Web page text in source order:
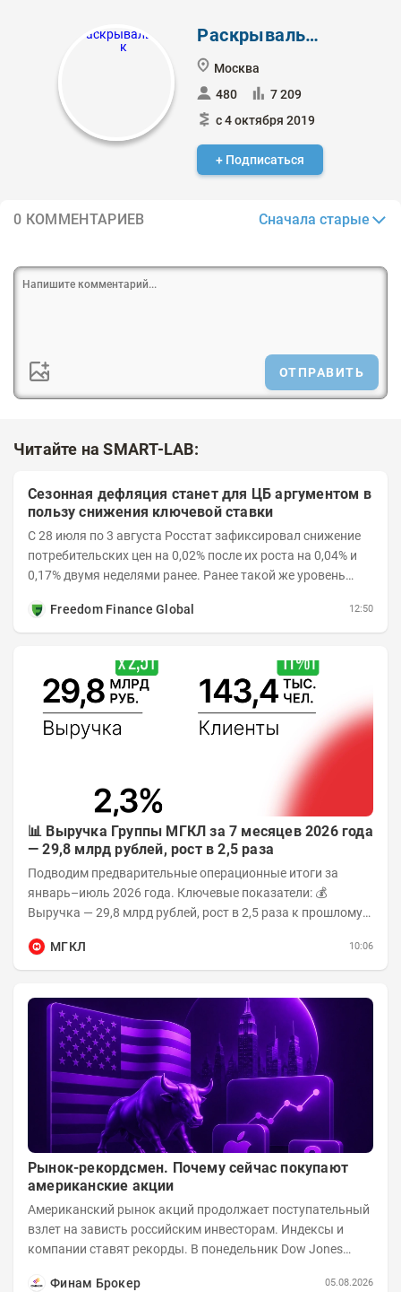
Раскрывальщик
Москва
480
7 209
с 4 октября 2019
+ Подписаться
0 КОММЕНТАРИЕВ Сначала старые
ОТПРАВИТЬ
Читайте на SMART-LAB:
Сезонная дефляция станет для ЦБ аргументом в
пользу снижения ключевой ставки
С 28 июля по 3 августа Росстат зафиксировал снижение
потребительских цен на 0,02% после их роста на 0,04% и
0,17% двумя неделями ранее. Ранее такой же уровень
Freedom Finance Global
12:50
📊 Выручка Группы МГКЛ за 7 месяцев 2026 года
— 29,8 млрд рублей, рост в 2,5 раза
Подводим предварительные операционные итоги за
январь–июль 2026 года. Ключевые показатели: 💰
Выручка — 29,8 млрд рублей, рост в 2,5 раза к прошлому
МГКЛ
10:06
Рынок-рекордсмен. Почему сейчас покупают
американские акции
Американский рынок акций продолжает поступательный
взлет на зависть российским инвесторам. Индексы и
компании ставят рекорды. В понедельник Dow Jones
Финам Брокер
05.08.2026